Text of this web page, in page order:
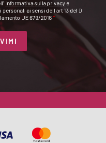
informativa sulla privacy e
ai sensi dell art 13 del D
UE 679/2016*